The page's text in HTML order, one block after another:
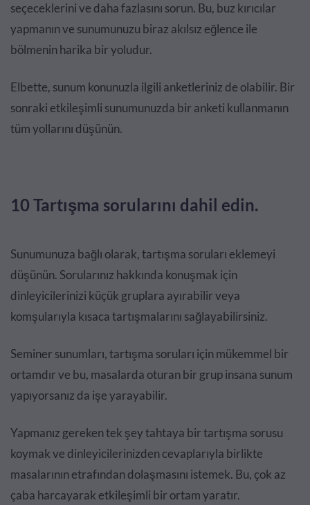
seçeceklerini ve daha fazlasını sorun. Bu, buz kırıcılar
yapmanın ve sunumunuzu biraz akılsız eğlence ile
bölmenin harika bir yoludur.
Elbette, sunum konunuzla ilgili anketleriniz de olabilir. Bir
sonraki etkileşimli sunumunuzda bir anketi kullanmanın
tüm yollarını düşünün.
10 Tartışma sorularını dahil edin.
Sunumunuza bağlı olarak, tartışma soruları eklemeyi
düşünün. Sorularınız hakkında konuşmak için
dinleyicilerinizi küçük gruplara ayırabilir veya
komşularıyla kısaca tartışmalarını sağlayabilirsiniz.
Seminer sunumları, tartışma soruları için mükemmel bir
ortamdır ve bu, masalarda oturan bir grup insana sunum
yapıyorsanız da işe yarayabilir.
Yapmanız gereken tek şey tahtaya bir tartışma sorusu
koymak ve dinleyicilerinizden cevaplarıyla birlikte
masalarının etrafından dolaşmasını istemek. Bu, çok az
çaba harcayarak etkileşimli bir ortam yaratır.